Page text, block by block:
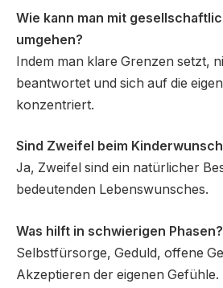
Wie kann man mit
umgehen?
Indem man klare Grenzen setzt,
beantwortet und sich auf die
konzentriert.
Sind Zweifel beim
Ja, Zweifel sind ein natürlicher
bedeutenden Lebenswunsches.
Was hilft in schwierigen Phasen?
Selbstfürsorge, Geduld, offene
Akzeptieren der eigenen Gefühle.